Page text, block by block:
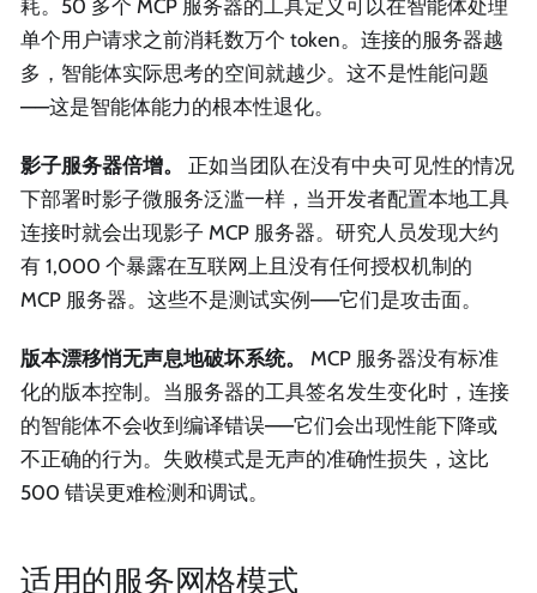
耗。50 多个 MCP 服务器的工具定义可以在智能体处理
单个用户请求之前消耗数万个 token。连接的服务器越
多，智能体实际思考的空间就越少。这不是性能问题
——这是智能体能力的根本性退化。
影子服务器倍增。
正如当团队在没有中央可见性的情况
下部署时影子微服务泛滥一样，当开发者配置本地工具
连接时就会出现影子 MCP 服务器。研究人员发现大约
有 1,000 个暴露在互联网上且没有任何授权机制的
MCP 服务器。这些不是测试实例——它们是攻击面。
版本漂移悄无声息地破坏系统。
MCP 服务器没有标准
化的版本控制。当服务器的工具签名发生变化时，连接
的智能体不会收到编译错误——它们会出现性能下降或
不正确的行为。失败模式是无声的准确性损失，这比
500 错误更难检测和调试。
适用的服务网格模式